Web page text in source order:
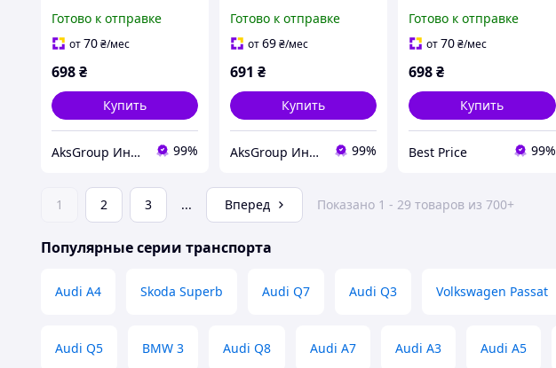
пластиковый Elegant
Maxi EL 100 644
Готово к отправке
от70₴/мес
698₴
Купить
AksGroup Интернет-магазин автотоваров aksgroup.com.ua 99%
пластиковый Elegant
Maxi EL 100 644
Готово к отправке
от69₴/мес
691 ₴
Купить
AksGroup Интернет-магазин автотоваров aksgroup.com.ua 99%
пластиковый Elegant
Maxi EL 100 644
Готово к отправке
от70₴/мес
698₴
Купить
Best Price 99%
1 2 3 ... Вперед Показано 1 - 29 товаров из 700+
Популярные серии транспорта
Audi A4 Skoda Superb Audi Q7 Audi Q3 Volkswagen Passat
Audi Q5 BMW 3 Audi Q8 Audi A7 Audi A3 Audi A5